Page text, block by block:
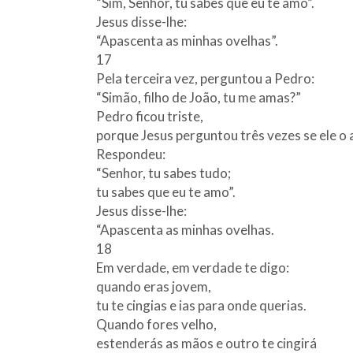
Jesus disse-lhe:
“Apascenta as minhas ovelhas”.
17
Pela terceira vez, perguntou a Pedro:
“Simão, filho de João, tu me amas?”
Pedro ficou triste,
porque Jesus perguntou três vezes se ele o
Respondeu:
“Senhor, tu sabes tudo;
tu sabes que eu te amo”.
Jesus disse-lhe:
“Apascenta as minhas ovelhas.
18
Em verdade, em verdade te digo:
quando eras jovem,
tu te cingias e ias para onde querias.
Quando fores velho,
estenderás as mãos e outro te cingirá